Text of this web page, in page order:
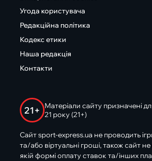
Угода користувача
Редакційна політика
Кодекс етики
Наша редакція
Контакти
21+
Матеріали сайту призначені
21 року (21+)
Сайт sport-express.ua не проводить
та/або віртуальні гроші, також сайт
якій формі оплату ставок та/інших